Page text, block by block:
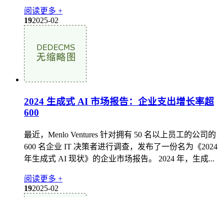
阅读更多 +
192025-02
2024 生成式 AI 市场报告：企业支出增长率超
600
最近，Menlo Ventures 针对拥有 50 名以上员工的公司的
600 名企业 IT 决策者进行调查，发布了一份名为《2024
年生成式 AI 现状》的企业市场报告。 2024 年，生成...
阅读更多 +
192025-02